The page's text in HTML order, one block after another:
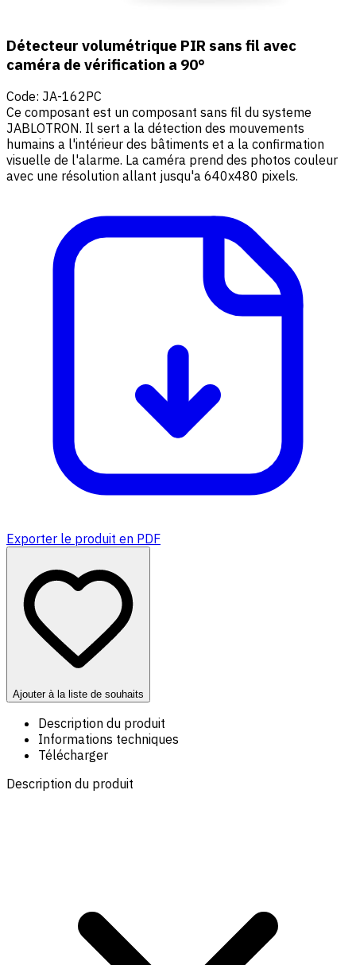
Détecteur volumétrique PIR sans fil avec
caméra de vérification a 90°
Code: JA-162PC
Ce composant est un composant sans fil du systeme
JABLOTRON. Il sert a la détection des mouvements
humains a l'intérieur des bâtiments et a la confirmation
visuelle de l'alarme. La caméra prend des photos couleur
avec une résolution allant jusqu'a 640x480 pixels.
Exporter le produit en PDF
Ajouter à la liste de souhaits
Description du produit
Informations techniques
Télécharger
Description du produit